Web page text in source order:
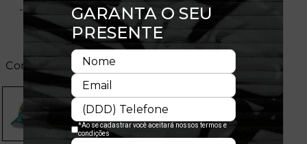
- Composição:
Cores: